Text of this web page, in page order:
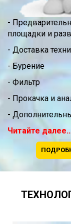
-
площадки и
- Доставка
- Бурение
- Фильтр
- Прокачка и
-
Читайте